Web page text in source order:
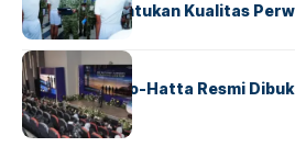
Strategis Tentukan Kualitas
BANDARA BERITA
IALC Soekarno-Hatta Resmi
Dunia